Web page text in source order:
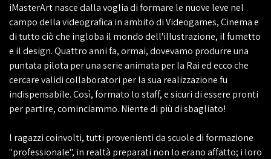
iMasterArt nasce dalla voglia di formare le nuove leve nel
campo della videografica in ambito di Videogames, Cinema e
di tutto ciò che ingloba il mondo dell'illustrazione, il fumetto
e il design. Quattro anni fa, ormai, dovevamo produrre una
puntata pilota per una serie animata per la Rai ed ecco che
cercare validi collaboratori per la sua realizzazione fu
indispensabile. Così, formato lo staff, e sicuri di essere pronti
per partire, cominciammo. Niente di più di sbagliato!
l ragazzi coinvolti, tutti provenienti da scuole di formazione
"professionale", in realtà preparati non lo erano affatto; i loro